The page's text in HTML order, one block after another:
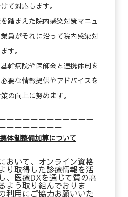
て対応します。
踏まえた院内感染対策マニュ
員がそれに沿って院内感染対
す。
幹病院や医師会と連携体制を
要な情報提供やアドバイスを
の向上に努めます。
－－－－－－－－－－－
－－－－－－－
体制整備加算について
おいて、オンライン資格
り取得した診療情報を活
、医療DXを通じて質の高
よう取り組んでおりま
利用にご協力お願いいた